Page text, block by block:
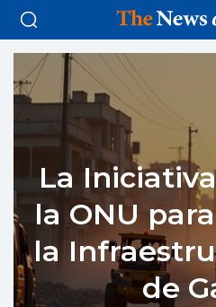
La
la ONU
la
de